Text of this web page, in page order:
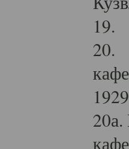
19.
20.